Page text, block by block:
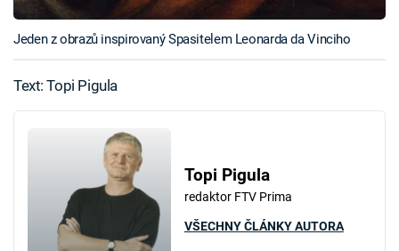
Jeden z obrazů inspirovaný Spasitelem Leonarda da Vinciho
Text: Topi Pigula
Topi Pigula
redaktor FTV Prima
VŠECHNY ČLÁNKY AUTORA